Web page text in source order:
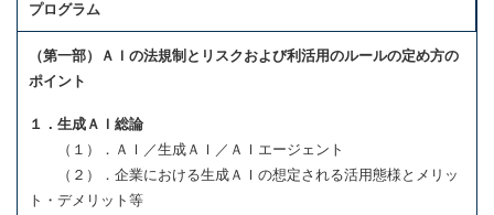
プログラム
（第一部）ＡＩの法規制とリスクおよび利活用のルールの定め方の
ポイント
１．生成ＡＩ総論
（１）．ＡＩ／生成ＡＩ／ＡＩエージェント
（２）．企業における生成ＡＩの想定される活用態様とメリッ
ト・デメリット等